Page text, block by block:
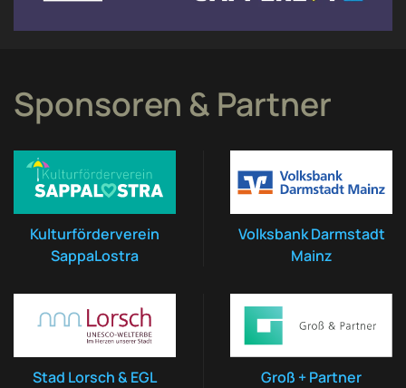
Sponsoren & Partner
Kulturförderverein
SappaLostra
Volksbank Darmstadt
Mainz
Stad Lorsch & EGL Groß + Partner